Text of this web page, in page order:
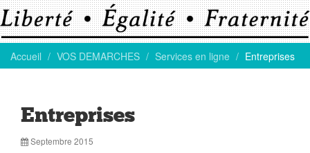
Accueil VOS DEMARCHES Services en ligne Entreprises
Entreprises
Septembre 2015